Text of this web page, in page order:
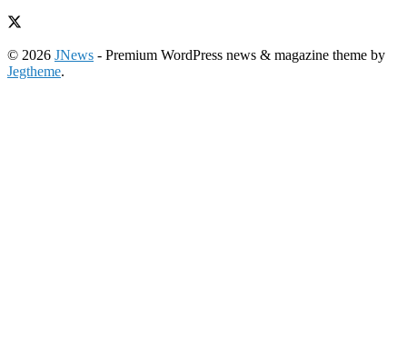
© 2026 JNews - Premium WordPress news & magazine theme by
Jegtheme.